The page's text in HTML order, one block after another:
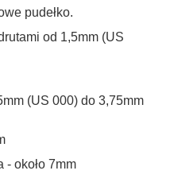
pudełko.
od 1,5mm (US
(US 000) do 3,75mm
- około 7mm